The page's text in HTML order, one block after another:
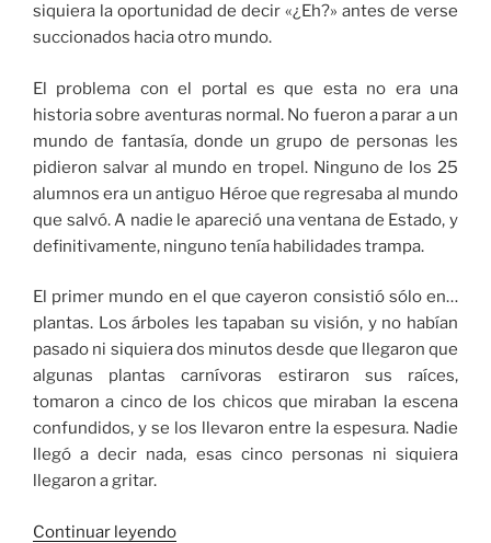
siquiera la oportunidad de decir «¿Eh?» antes de verse
succionados hacia otro mundo.
El problema con el portal es que esta no era una
historia sobre aventuras normal. No fueron a parar a un
mundo de fantasía, donde un grupo de personas les
pidieron salvar al mundo en tropel. Ninguno de los 25
alumnos era un antiguo Héroe que regresaba al mundo
que salvó. A nadie le apareció una ventana de Estado, y
definitivamente, ninguno tenía habilidades trampa.
El primer mundo en el que cayeron consistió sólo en…
plantas. Los árboles les tapaban su visión, y no habían
pasado ni siquiera dos minutos desde que llegaron que
algunas plantas carnívoras estiraron sus raíces,
tomaron a cinco de los chicos que miraban la escena
confundidos, y se los llevaron entre la espesura. Nadie
llegó a decir nada, esas cinco personas ni siquiera
llegaron a gritar.
Continuar leyendo«Evento